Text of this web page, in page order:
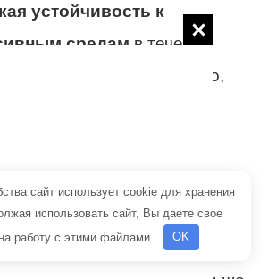
устойчивость к
средам в течение
времени. Кроме того,
. Производитель
беспроблемную
своей продукции в
сайт использует cookie для хранения
использовать сайт, Вы даете свое
работу с этими файлами.
OK